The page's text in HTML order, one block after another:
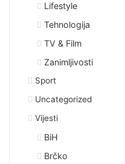
Lifestyle
Tehnologija
TV & Film
Zanimljivosti
Sport
Uncategorized
Vijesti
BiH
Brčko